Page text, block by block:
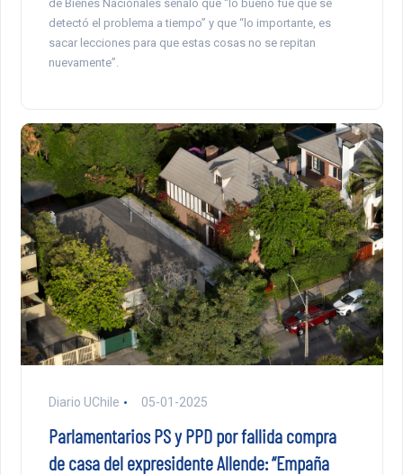
de Bienes Nacionales señaló que “lo bueno fue que se
detectó el problema a tiempo” y que “lo importante, es
sacar lecciones para que estas cosas no se repitan
nuevamente”.
Diario UChile 05-01-2025
Parlamentarios PS y PPD por fallida compra
de casa del expresidente Allende: “Empaña